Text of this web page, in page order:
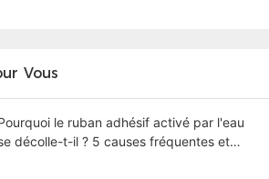
Vous
le ruban adhésif activé par l'eau
décolle-t-il ? 5 causes fréquentes et